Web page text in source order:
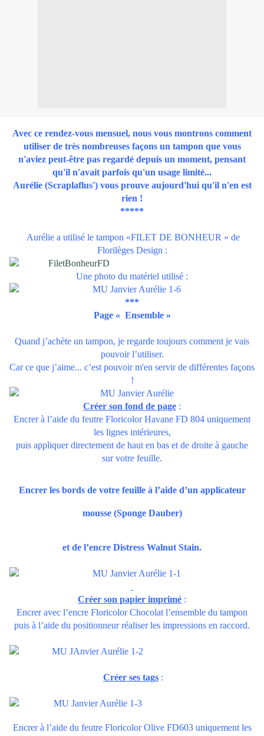
Avec ce rendez-vous mensuel, nous vous montrons comment
utiliser de très nombreuses façons un tampon que vous
n'aviez peut-être pas regardé depuis un moment, pensant
qu'il n'avait parfois qu'un usage limité...
Aurélie (Scraplaflus')vous prouve aujourd'hui qu'il n'en est
rien !
*****
Aurélie a utilisé le tampon «FILET DE BONHEUR » de
Florilèges Design :
Une photo du matériel utilisé :
***
Page « Ensemble »
Quand j’achète un tampon, je regarde toujours comment je vais
pouvoir l’utiliser.
Car ce que j’aime... c’est pouvoir m'en servir de différentes façons
!
Créer son fond de page :
Encrer à l’aide du feutre Floricolor Havane FD 804 uniquement
les lignes intérieures,
puis appliquer directement de haut en bas et de droite à gauche
sur votre feuille.
Encrer les bords de votre feuille à l’aide d’un applicateur
mousse(Sponge Dauber)
et de l’encre Distress Walnut Stain.
Créer son papier imprimé :
Encrer avec l’encre Floricolor Chocolatl’ensemble du tampon
puis à l’aide du positionneurréaliser les impressions en raccord.
Créer ses tags :
Encrer à l’aide du feutre Floricolor Olive FD603uniquement les